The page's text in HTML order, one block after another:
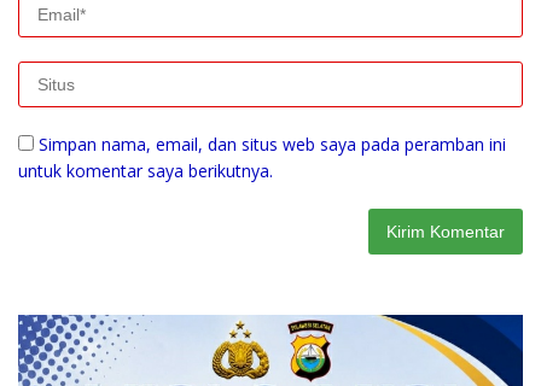
Simpan nama, email, dan situs web saya pada peramban ini
untuk komentar saya berikutnya.